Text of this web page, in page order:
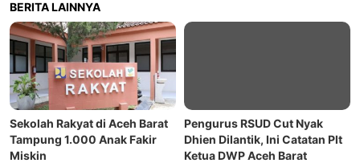
BERITA LAINNYA
Sekolah Rakyat di Aceh Barat
Tampung 1.000 Anak Fakir
Miskin
Pengurus RSUD Cut Nyak
Dhien Dilantik, Ini Catatan Plt
Ketua DWP Aceh Barat